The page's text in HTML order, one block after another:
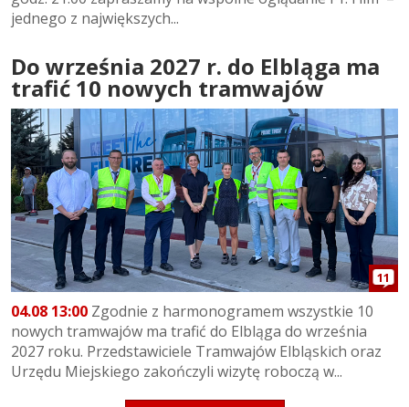
jednego z największych...
Do września 2027 r. do Elbląga ma
trafić 10 nowych tramwajów
11
04.08 13:00 Zgodnie z harmonogramem wszystkie 10
nowych tramwajów ma trafić do Elbląga do września
2027 roku. Przedstawiciele Tramwajów Elbląskich oraz
Urzędu Miejskiego zakończyli wizytę roboczą w...